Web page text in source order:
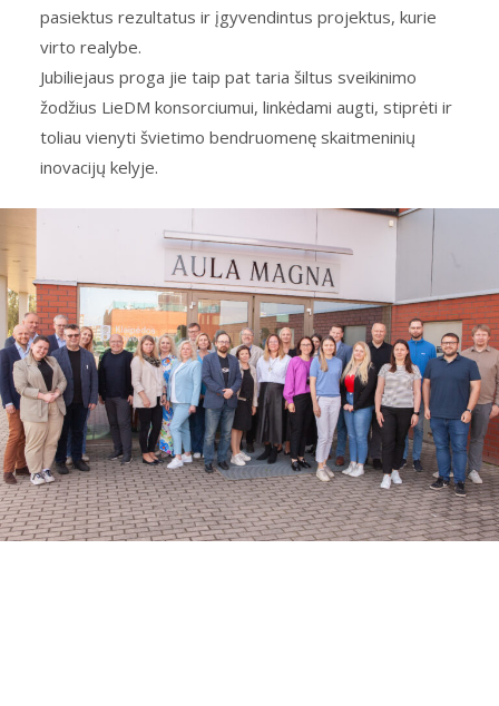
pasiektus rezultatus ir įgyvendintus projektus, kurie
virto realybe.
Jubiliejaus proga jie taip pat taria šiltus sveikinimo
žodžius LieDM konsorciumui, linkėdami augti, stiprėti ir
toliau vienyti švietimo bendruomenę skaitmeninių
inovacijų kelyje.